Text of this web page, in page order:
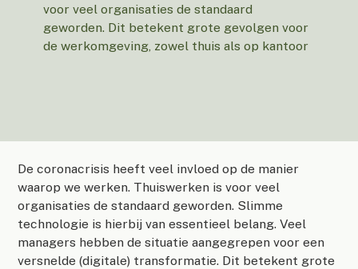
voor veel organisaties de standaard
geworden. Dit betekent grote gevolgen voor
de werkomgeving, zowel thuis als op kantoor
De coronacrisis heeft veel invloed op de manier
waarop we werken. Thuiswerken is voor veel
organisaties de standaard geworden. Slimme
technologie is hierbij van essentieel belang. Veel
managers hebben de situatie aangegrepen voor een
versnelde (digitale) transformatie. Dit betekent grote